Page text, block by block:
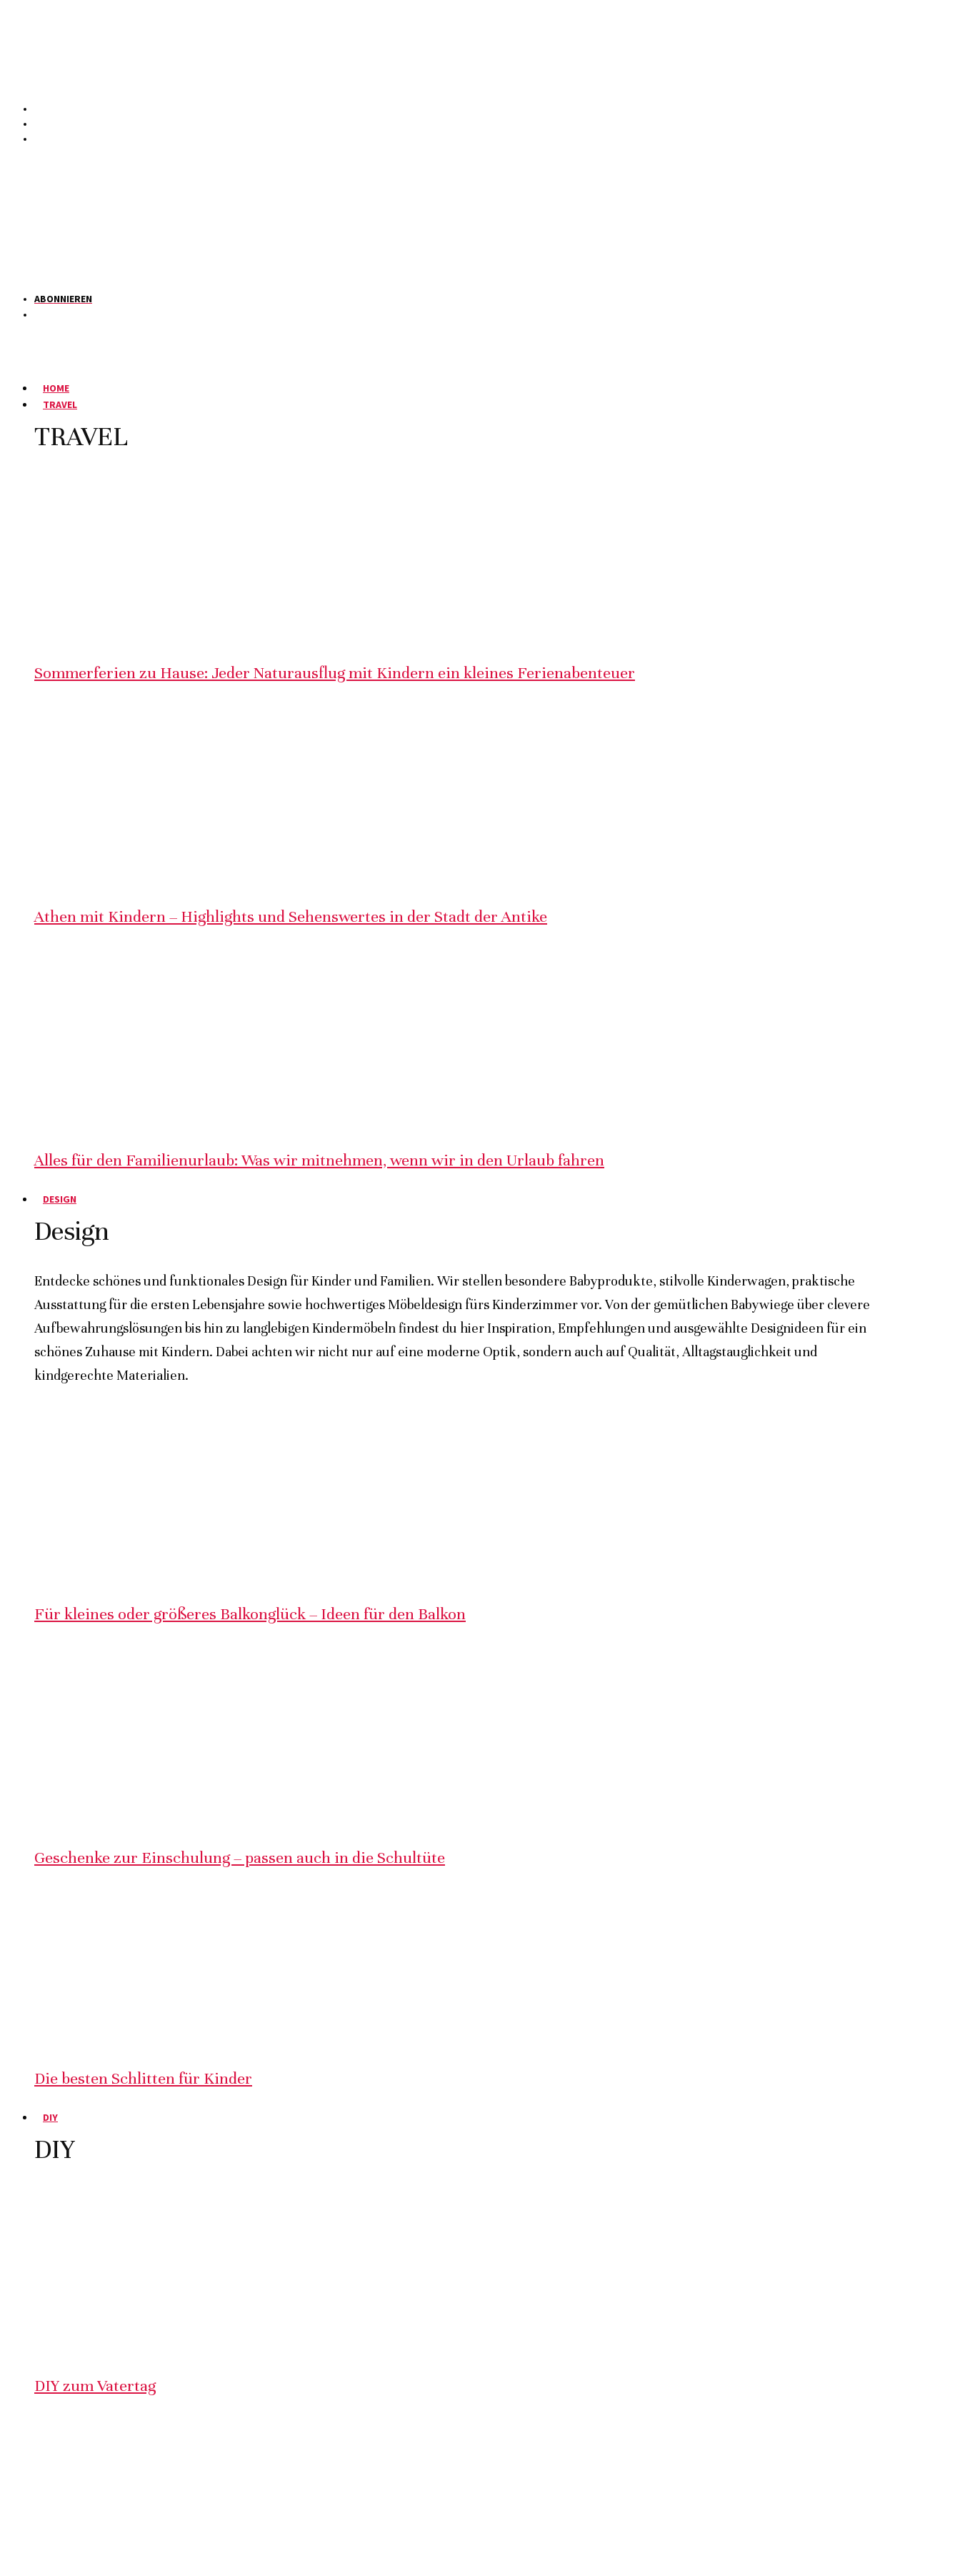
ABONNIEREN
HOME
TRAVEL
TRAVEL
Sommerferien zu Hause: Jeder Naturausflug mit Kindern ein kleines Ferienabenteuer
Athen mit Kindern – Highlights und Sehenswertes in der Stadt der Antike
Alles für den Familienurlaub: Was wir mitnehmen, wenn wir in den Urlaub fahren
DESIGN
Design
Entdecke schönes und funktionales Design für Kinder und Familien. Wir stellen besondere Babyprodukte, stilvolle Kinderwagen, praktische
Ausstattung für die ersten Lebensjahre sowie hochwertiges Möbeldesign fürs Kinderzimmer vor. Von der gemütlichen Babywiege über clevere
Aufbewahrungslösungen bis hin zu langlebigen Kindermöbeln findest du hier Inspiration, Empfehlungen und ausgewählte Designideen für ein
schönes Zuhause mit Kindern. Dabei achten wir nicht nur auf eine moderne Optik, sondern auch auf Qualität, Alltagstauglichkeit und
kindgerechte Materialien.
Für kleines oder größeres Balkonglück – Ideen für den Balkon
Geschenke zur Einschulung – passen auch in die Schultüte
Die besten Schlitten für Kinder
DIY
DIY
DIY zum Vatertag